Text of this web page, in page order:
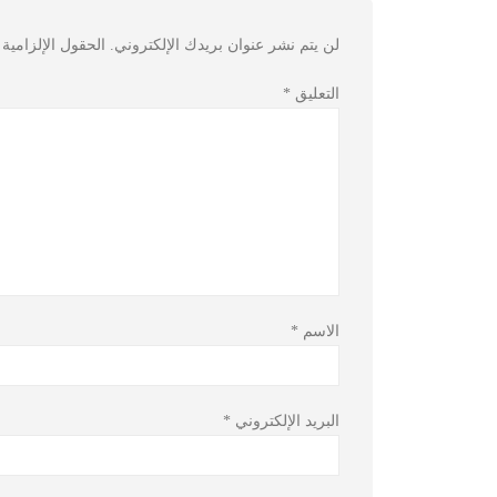
لن يتم نشر عنوان بريدك الإلكتروني. الحقول
التعليق *
الاسم *
البريد الإلكتروني *